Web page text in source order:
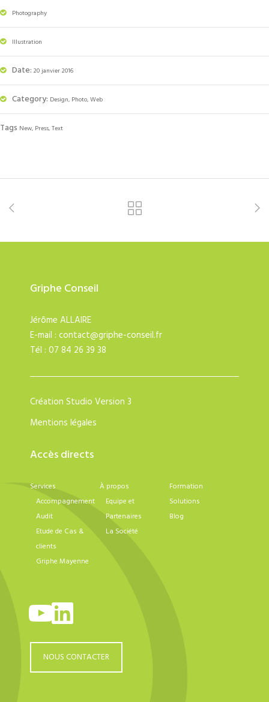
Photography
Illustration
Date: 20 janvier 2016
Category: Design, Photo, Web
Tags New, Press, Text
Griphe Conseil
Jérôme ALLAIRE
E-mail : contact@griphe-conseil.fr
Tél : 07 84 26 39 38
Création Studio Version 3
Mentions légales
Accès directs
Services
Accompagnement
Audit
Etude de Cas &
clients
Griphe Mayenne
À propos
Equipe et
Partenaires
La Société
Formation
Solutions
Blog
YouTube
LinkedIn
NOUS CONTACTER